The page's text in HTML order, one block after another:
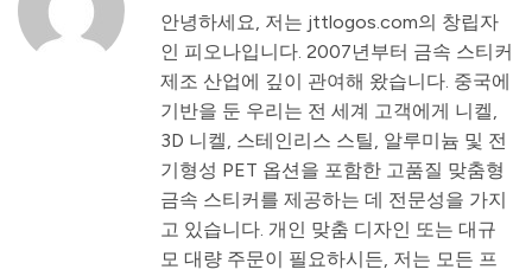
안녕하세요, 저는 jttlogos.com의 창립자
인 피오나입니다. 2007년부터 금속 스티커
제조 산업에 깊이 관여해 왔습니다. 중국에
기반을 둔 우리는 전 세계 고객에게 니켈,
3D 니켈, 스테인리스 스틸, 알루미늄 및 전
기형성 PET 옵션을 포함한 고품질 맞춤형
금속 스티커를 제공하는 데 전문성을 가지
고 있습니다. 개인 맞춤 디자인 또는 대규
모 대량 주문이 필요하시든, 저는 모든 프